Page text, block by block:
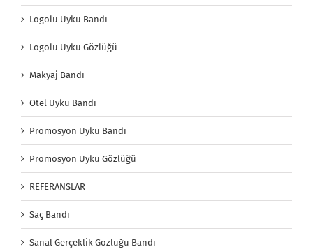
Logolu Uyku Bandı
Logolu Uyku Gözlüğü
Makyaj Bandı
Otel Uyku Bandı
Promosyon Uyku Bandı
Promosyon Uyku Gözlüğü
REFERANSLAR
Saç Bandı
Sanal Gerçeklik Gözlüğü Bandı